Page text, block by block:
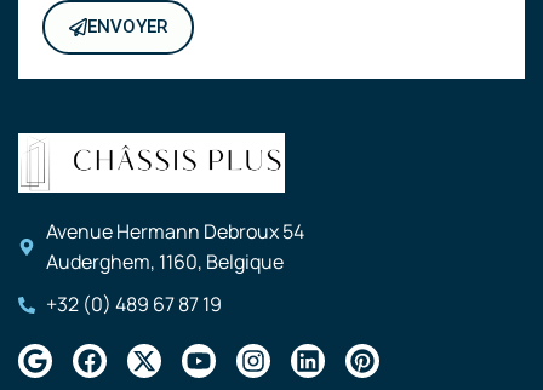
ENVOYER
Avenue Hermann Debroux 54
Auderghem, 1160, Belgique
+32 (0) 489 67 87 19